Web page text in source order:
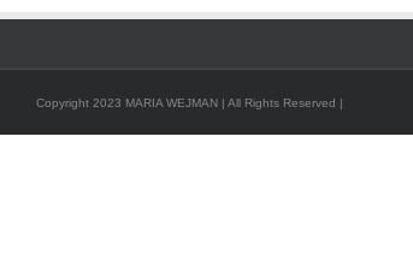
Copyright 2023 MARIA WEJMAN | All Rights Reserved |